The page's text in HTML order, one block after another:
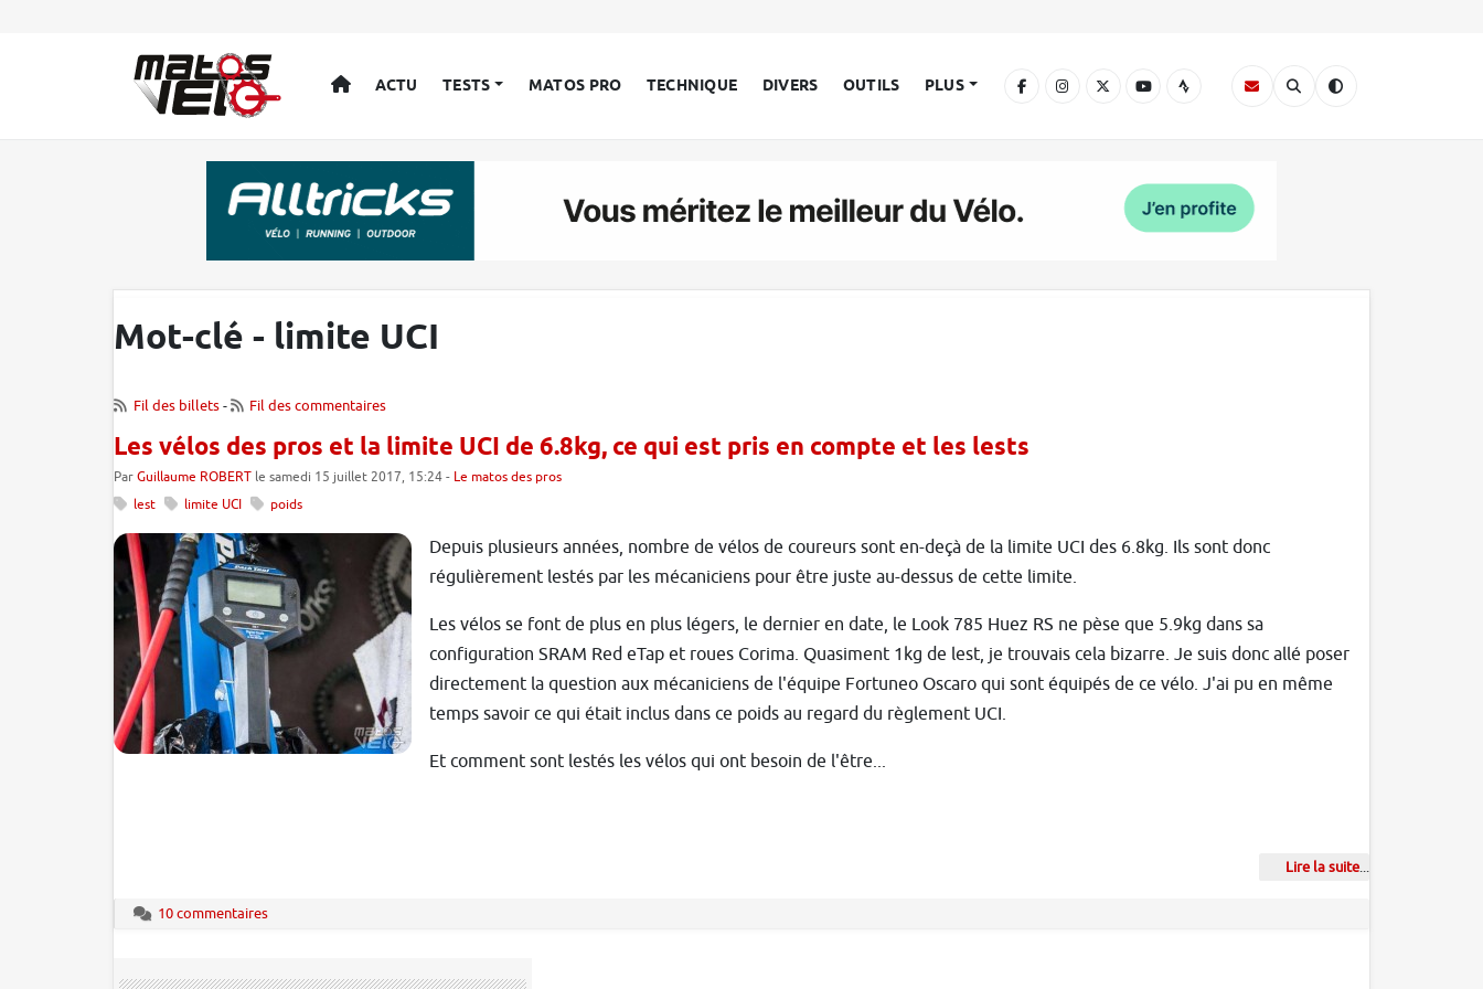
ACCUEIL
ACTU TESTS MATOS PRO TECHNIQUE DIVERS OUTILS PLUS
Mot-clé - limite UCI
Fil des billets- Fil des commentaires
Les vélos des pros et la limite UCI de 6.8kg, ce qui est pris en compte et les lests
Par Guillaume ROBERT le samedi 15 juillet 2017, 15:24 - Le matos des pros
lest
limite UCI poids
Depuis plusieurs années, nombre de vélos de coureurs sont en-deçà de la limite UCI des 6.8kg. Ils sont donc
régulièrement lestés par les mécaniciens pour être juste au-dessus de cette limite.
Les vélos se font de plus en plus légers, le dernier en date, le Look 785 Huez RS ne pèse que 5.9kg dans sa
configuration SRAM Red eTap et roues Corima. Quasiment 1kg de lest, je trouvais cela bizarre. Je suis donc allé poser
directement la question aux mécaniciens de l'équipe Fortuneo Oscaro qui sont équipés de ce vélo. J'ai pu en même
temps savoir ce qui était inclus dans ce poids au regard du règlement UCI.
Et comment sont lestés les vélos qui ont besoin de l'être...
Lire la suite...
10 commentaires